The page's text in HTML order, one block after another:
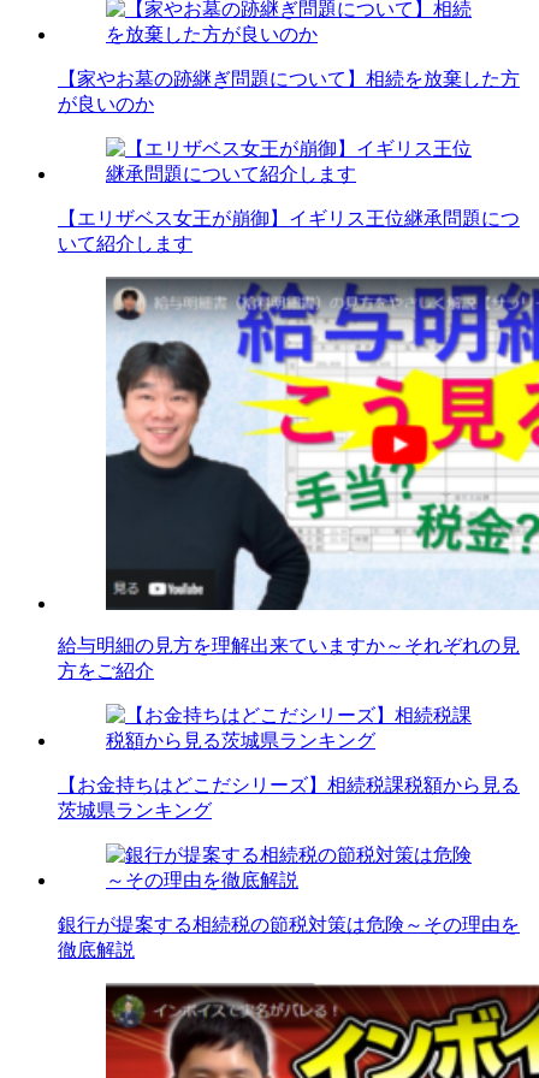
【家やお墓の跡継ぎ問題について】相続を放棄した方
が良いのか
【エリザベス女王が崩御】イギリス王位継承問題につ
いて紹介します
給与明細の見方を理解出来ていますか～それぞれの見
方をご紹介
【お金持ちはどこだシリーズ】相続税課税額から見る
茨城県ランキング
銀行が提案する相続税の節税対策は危険～その理由を
徹底解説